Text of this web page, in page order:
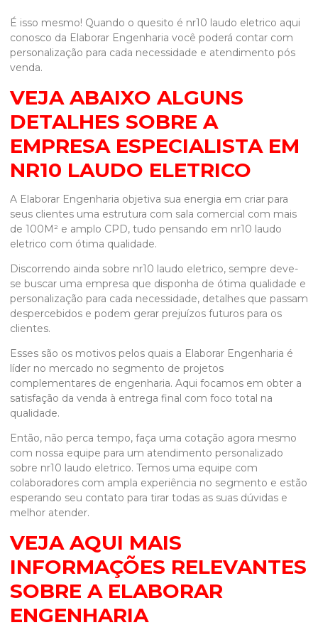
É isso mesmo! Quando o quesito é nr10 laudo eletrico aqui
conosco da Elaborar Engenharia você poderá contar com
personalização para cada necessidade e atendimento pós
venda.
VEJA ABAIXO ALGUNS
DETALHES SOBRE A
EMPRESA ESPECIALISTA EM
NR10 LAUDO ELETRICO
A Elaborar Engenharia objetiva sua energia em criar para
seus clientes uma estrutura com sala comercial com mais
de 100M² e amplo CPD, tudo pensando em nr10 laudo
eletrico com ótima qualidade.
Discorrendo ainda sobre nr10 laudo eletrico, sempre deve-
se buscar uma empresa que disponha de ótima qualidade e
personalização para cada necessidade, detalhes que passam
despercebidos e podem gerar prejuízos futuros para os
clientes.
Esses são os motivos pelos quais a Elaborar Engenharia é
líder no mercado no segmento de projetos
complementares de engenharia. Aqui focamos em obter a
satisfação da venda à entrega final com foco total na
qualidade.
Então, não perca tempo, faça uma cotação agora mesmo
com nossa equipe para um atendimento personalizado
sobre nr10 laudo eletrico. Temos uma equipe com
colaboradores com ampla experiência no segmento e estão
esperando seu contato para tirar todas as suas dúvidas e
melhor atender.
VEJA AQUI MAIS
INFORMAÇÕES RELEVANTES
SOBRE A ELABORAR
ENGENHARIA